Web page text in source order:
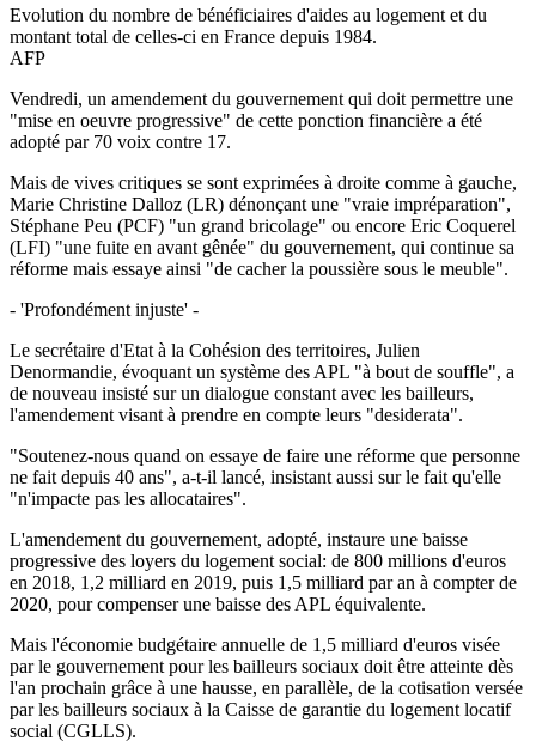
Evolution du nombre de bénéficiaires d'aides au logement et du
montant total de celles-ci en France depuis 1984.
AFP
Vendredi, un amendement du gouvernement qui doit permettre une
"mise en oeuvre progressive" de cette ponction financière a été
adopté par 70 voix contre 17.
Mais de vives critiques se sont exprimées à droite comme à gauche,
Marie Christine Dalloz (LR) dénonçant une "vraie impréparation",
Stéphane Peu (PCF) "un grand bricolage" ou encore Eric Coquerel
(LFI) "une fuite en avant gênée" du gouvernement, qui continue sa
réforme mais essaye ainsi "de cacher la poussière sous le meuble".
- 'Profondément injuste' -
Le secrétaire d'Etat à la Cohésion des territoires, Julien
Denormandie, évoquant un système des APL "à bout de souffle", a
de nouveau insisté sur un dialogue constant avec les bailleurs,
l'amendement visant à prendre en compte leurs "desiderata".
"Soutenez-nous quand on essaye de faire une réforme que personne
ne fait depuis 40 ans", a-t-il lancé, insistant aussi sur le fait qu'elle
"n'impacte pas les allocataires".
L'amendement du gouvernement, adopté, instaure une baisse
progressive des loyers du logement social: de 800 millions d'euros
en 2018, 1,2 milliard en 2019, puis 1,5 milliard par an à compter de
2020, pour compenser une baisse des APL équivalente.
Mais l'économie budgétaire annuelle de 1,5 milliard d'euros visée
par le gouvernement pour les bailleurs sociaux doit être atteinte dès
l'an prochain grâce à une hausse, en parallèle, de la cotisation versée
par les bailleurs sociaux à la Caisse de garantie du logement locatif
social (CGLLS).